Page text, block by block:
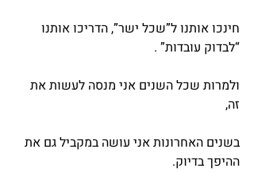
חינכו אותנו ל”שכל ישר”, הדריכו אותנו
“לבדוק עובדות” .
ולמרות שכל השנים אני מנסה לעשות את
זה,
בשנים האחרונות אני עושה במקביל גם את
ההיפך בדיוק.